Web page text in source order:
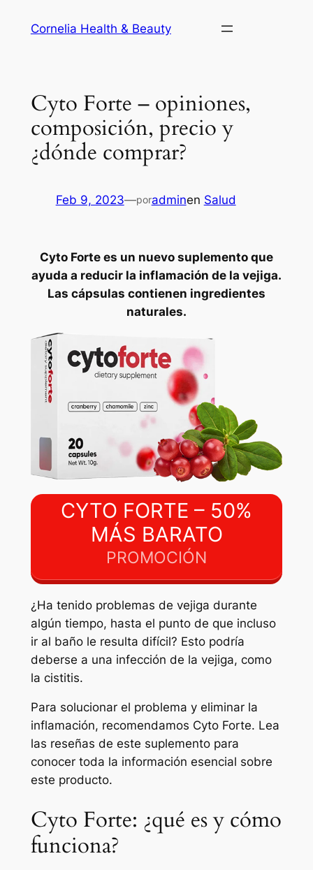
Cornelia Health & Beauty
Cyto Forte – opiniones,
composición, precio y
¿dónde comprar?
Feb 9, 2023—poradminen Salud
Cyto Forte es un nuevo suplemento que
ayuda a reducir la inflamación de la vejiga.
Las cápsulas contienen ingredientes
naturales.
CYTO FORTE – 50%
MÁS BARATO
PROMOCIÓN
¿Ha tenido problemas de vejiga durante
algún tiempo, hasta el punto de que incluso
ir al baño le resulta difícil? Esto podría
deberse a una infección de la vejiga, como
la cistitis.
Para solucionar el problema y eliminar la
inflamación, recomendamos Cyto Forte. Lea
las reseñas de este suplemento para
conocer toda la información esencial sobre
este producto.
Cyto Forte: ¿qué es y cómo
funciona?